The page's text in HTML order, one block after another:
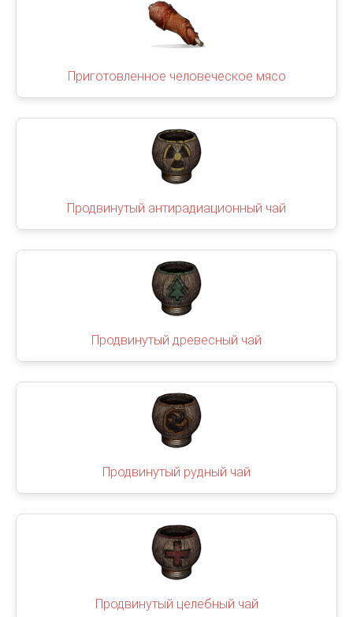
Приготовленное человеческое мясо
Продвинутый антирадиационный чай
Продвинутый древесный чай
Продвинутый рудный чай
Продвинутый целебный чай